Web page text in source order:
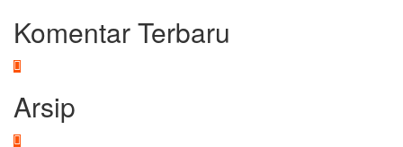
Komentar Terbaru
Arsip